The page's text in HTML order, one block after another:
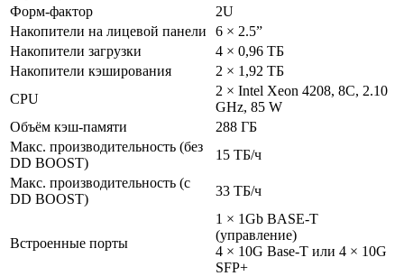
Форм-фактор
2U
Накопители на лицевой панели
6 × 2.5”
Накопители загрузки
4 × 0,96 ТБ
Накопители кэширования
2 × 1,92 ТБ
CPU
2 × Intel Xeon 4208, 8C, 2.10
GHz, 85 W
Объём кэш-памяти
288 ГБ
Макс. производительность (без
DD BOOST)
15 ТБ/ч
Макс. производительность (с
DD BOOST)
33 ТБ/ч
Встроенные порты
1 × 1Gb BASE-T
(управление)
4 × 10G Base-T или 4 × 10G
SFP+